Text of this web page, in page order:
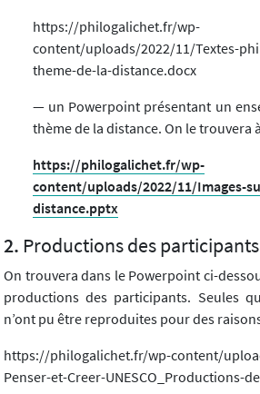
https://philogalichet.fr/wp-
content/uploads/2022/11/Textes-
theme-de-la-distance.docx
— un Powerpoint présentant un
thème de la distance. On le trouvera
https://philogalichet.fr/wp-
content/uploads/2022/11/Images-
distance.pptx
Productions des participants
On trouvera dans le Powerpoint ci-
productions des participants. Seules
n’ont pu être reproduites pour des
https://philogalichet.fr/wp-content/
Penser-et-Creer-UNESCO_Productions-